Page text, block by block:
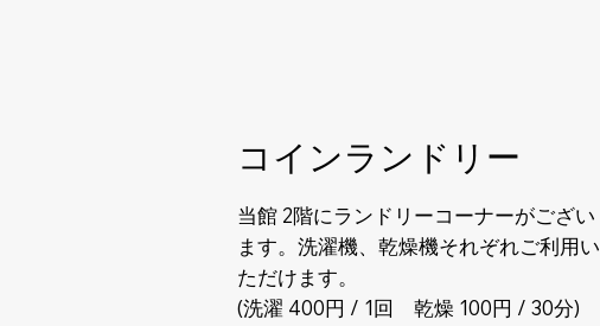
コインランドリー
当館 2階にランドリーコーナーがござい
ます。洗濯機、乾燥機それぞれご利用い
ただけます。
(洗濯 400円 / 1回 乾燥 100円 / 30分)